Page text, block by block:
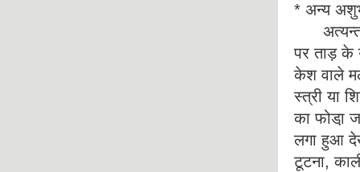
* अन्य
अत्यन्त
पर ताड़ के
केश वाले
स्त्री या
का फोडा़
लगा हुआ
टूटना,